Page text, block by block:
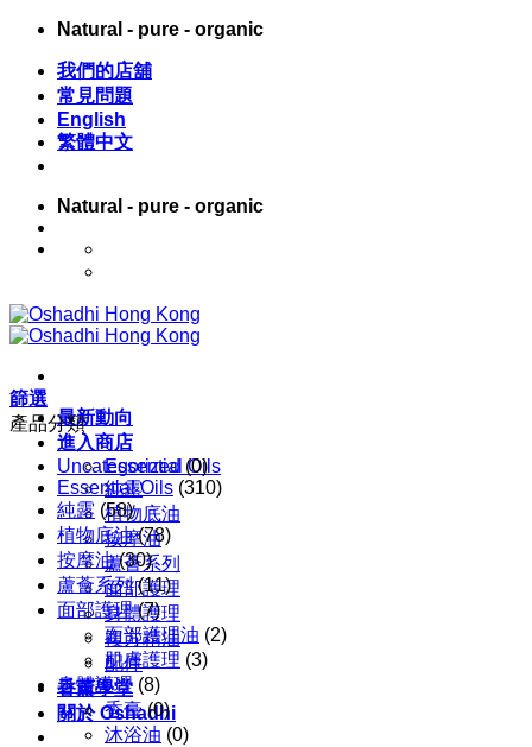
Skip
content
Natural - pure - organic
我們的店舖
常見問題
English
繁體中文
Natural - pure - organic
最新動向
進入商店
Essential Oils
純露
植物底油
按摩油
蘆薈系列
面部護理
身體護理
複方精油
配件
香薰學堂
關於 Oshadhi
篩選
產品分類
Uncategorized (0)
Essential Oils (310)
純露 (58)
植物底油 (78)
按摩油 (30)
蘆薈系列 (11)
面部護理 (7)
面部護理油 (2)
肌膚護理 (3)
身體護理 (8)
香膏 (0)
沐浴油 (0)